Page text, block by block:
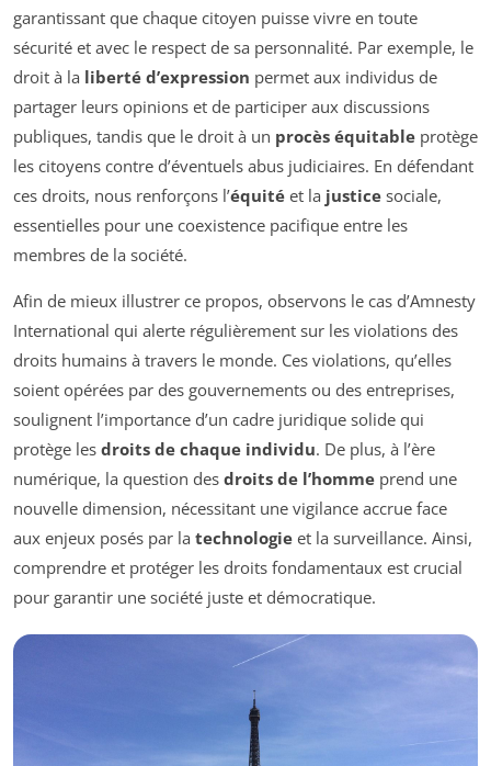
garantissant que chaque citoyen puisse vivre en toute
sécurité et avec le respect de sa personnalité. Par exemple, le
droit à la liberté d’expression permet aux individus de
partager leurs opinions et de participer aux discussions
publiques, tandis que le droit à un procès équitable protège
les citoyens contre d’éventuels abus judiciaires. En défendant
ces droits, nous renforçons l’équité et la justice sociale,
essentielles pour une coexistence pacifique entre les
membres de la société.
Afin de mieux illustrer ce propos, observons le cas d’Amnesty
International qui alerte régulièrement sur les violations des
droits humains à travers le monde. Ces violations, qu’elles
soient opérées par des gouvernements ou des entreprises,
soulignent l’importance d’un cadre juridique solide qui
protège les droits de chaque individu. De plus, à l’ère
numérique, la question des droits de l’homme prend une
nouvelle dimension, nécessitant une vigilance accrue face
aux enjeux posés par la technologie et la surveillance. Ainsi,
comprendre et protéger les droits fondamentaux est crucial
pour garantir une société juste et démocratique.